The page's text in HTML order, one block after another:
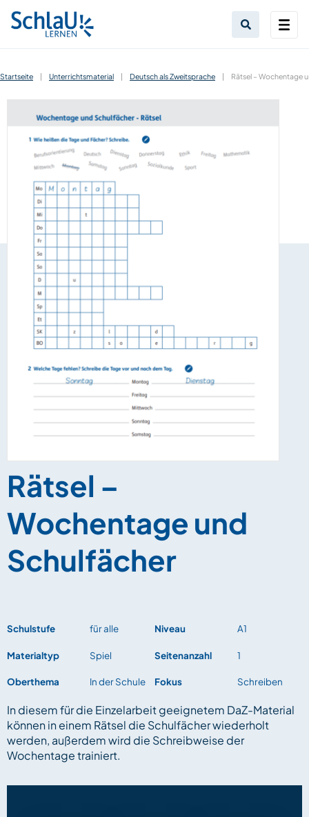
Startseite | Unterrichtsmaterial | Deutsch als Zweitsprache | Rätsel – Wochentage
Rätsel –
Wochentage und
Schulfächer
Schulstufe für alle
Materialtyp Spiel
Oberthema In der Schule
Niveau A1
Seitenanzahl 1
Fokus Schreiben
In diesem für die Einzelarbeit geeignetem DaZ-Material
können in einem Rätsel die Schulfächer wiederholt
werden, außerdem wird die Schreibweise der
Wochentage trainiert.